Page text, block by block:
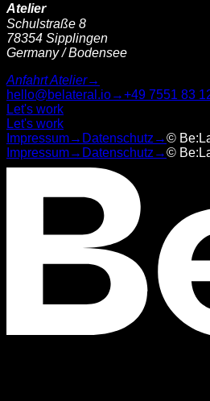
Atelier
Schulstraße 8
78354 Sipplingen
Germany / Bodensee
Anfahrt Atelier→
hello@belateral.io→+49 7551 83
Let's work
Let's work
Impressum→ Datenschutz →©
Impressum→ Datenschutz →©